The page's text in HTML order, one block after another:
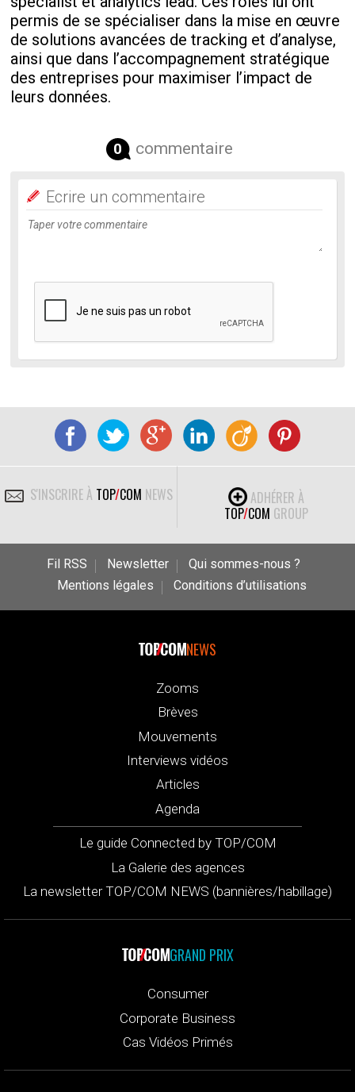
permis de se spécialiser dans la mise en œuvre
de solutions avancées de tracking et d’analyse,
ainsi que dans l’accompagnement stratégique
des entreprises pour maximiser l’impact de
leurs données.
0 commentaire
Ecrire un commentaire
S'INSCRIRE À TOP/COM NEWS
ADHÉRER À
TOP/COM GROUP
Fil RSS Newsletter
Qui sommes-nous ?
Mentions légales
Conditions d’utilisations
NEWS
Zooms
Brèves
Mouvements
Interviews vidéos
Articles
Agenda
Le guide Connected by TOP/COM
La Galerie des agences
La newsletter TOP/COM NEWS (bannières/habillage)
GRAND PRIX
Consumer
Corporate Business
Cas Vidéos Primés